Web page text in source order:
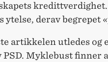
ytelse, derav begrepet
artikkelen utledes og
PSD. Myklebust finner